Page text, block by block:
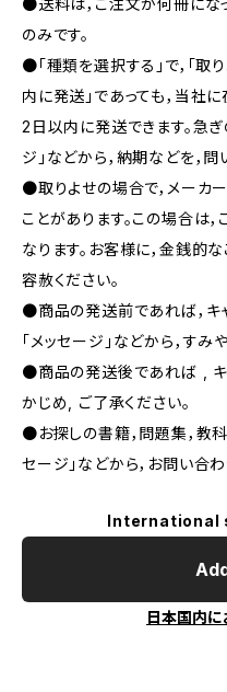
●送料は，ご注文が何冊にな
のみです。
●「種類を選択する」で，「
内に発送」であっても，当社
2日以内に発送できます。急ぎ
ジ」などから，納期などを，問
●取りよせの場合で，メーカ
ことがあります。この場合は
なります。お客様に，金銭的
容赦ください。
●商品の発送前であれば，キ
「メッセージ」などから，すみ
●商品の発送後であれば , キ
かじめ, ご了承ください｡
●お探しの書籍，問題集，教
セージ」などから，お問い合わ
International
日本国内